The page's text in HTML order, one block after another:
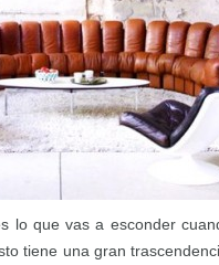
lo que vas a esconder
tiene una gran